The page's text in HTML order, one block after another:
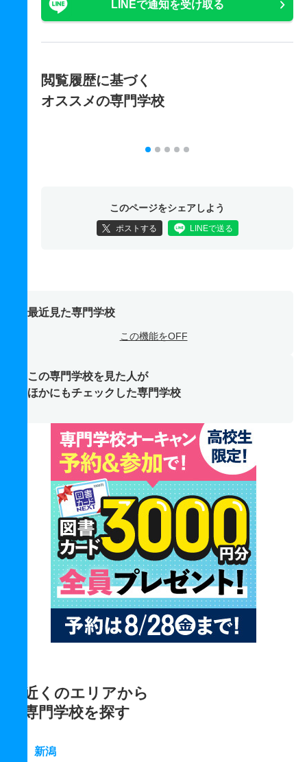
LINEで通知を受け取る
閲覧履歴に基づく
オススメの専門学校
このページをシェアしよう
ポストする LINEで送る
最近見た専門学校
この機能をOFF
この専門学校を見た人が
ほかにもチェックした専門学校
近くのエリアから
専門学校を探す
新潟